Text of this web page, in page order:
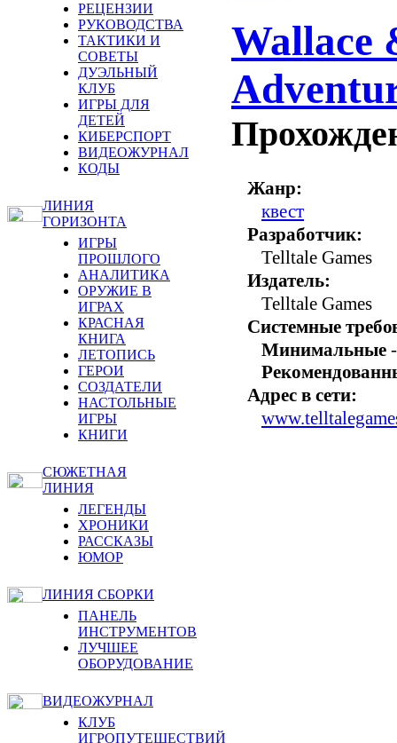
РЕЦЕНЗИИ
РУКОВОДСТВА
ТАКТИКИ И
СОВЕТЫ
ДУЭЛЬНЫЙ
КЛУБ
ИГРЫ ДЛЯ
ДЕТЕЙ
КИБЕРСПОРТ
ВИДЕОЖУРНАЛ
КОДЫ
ЛИНИЯ
ГОРИЗОНТА
ИГРЫ
ПРОШЛОГО
АНАЛИТИКА
ОРУЖИЕ В
ИГРАХ
КРАСНАЯ
КНИГА
ЛЕТОПИСЬ
ГЕРОИ
СОЗДАТЕЛИ
НАСТОЛЬНЫЕ
ИГРЫ
КНИГИ
СЮЖЕТНАЯ
ЛИНИЯ
ЛЕГЕНДЫ
ХРОНИКИ
РАССКАЗЫ
ЮМОР
ЛИНИЯ СБОРКИ
ПАНЕЛЬ
ИНСТРУМЕНТОВ
ЛУЧШЕЕ
ОБОРУДОВАНИЕ
ВИДЕОЖУРНАЛ
КЛУБ
ИГРОПУТЕШЕСТВИЙ
Wallace
Жанр:
квест
Разработчик:
Telltale Games
Издатель:
Telltale Games
Системные
Минимальные
Адрес в сети: